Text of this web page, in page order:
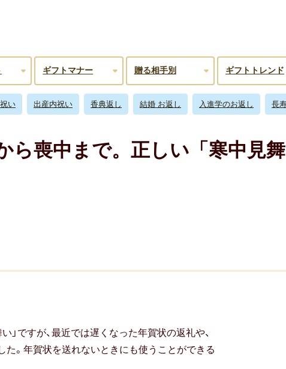
ギフトマナー 贈る相手別 ギフトトレンド
い 出産内祝い 香典返し 結婚 お返し 入進学のお返し 長
ら喪中まで。正しい「寒中見
」ですが、最近では遅くなった年賀状の返礼や、
。年賀状を送れないときにも使うことができる